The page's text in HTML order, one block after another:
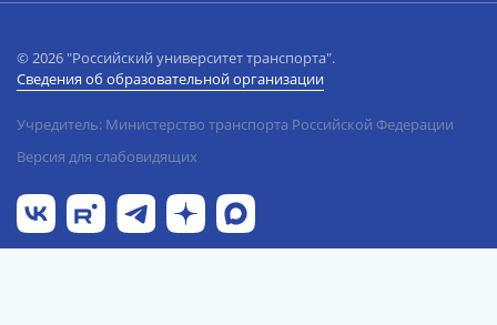
© 2026 "Российский университет транспорта".
Сведения об образовательной организации
Учредитель: Министерство транспорта Российской Федерации
Версия для слабовидящих